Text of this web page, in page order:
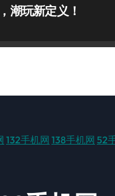
潮玩新定义！
132手机网 138手机网 52